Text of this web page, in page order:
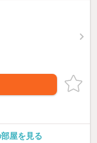
屋を見る